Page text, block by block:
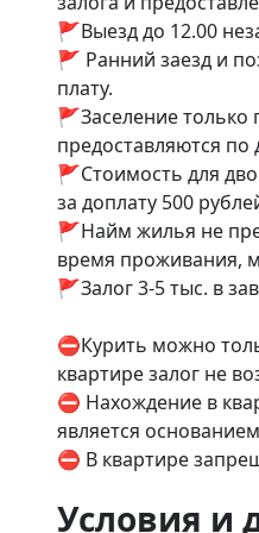
🚩Выезд до 12.00
🚩 Ранний заезд и
плату.
🚩Заселение
предоставляются по
🚩Стоимость для
за доплату 500
🚩Найм жилья не
время проживания,
🚩Залог 3-5 тыс. в
⛔Курить можно
квартире залог не
⛔ Нахождение в
является
⛔ В квартире
Условия и